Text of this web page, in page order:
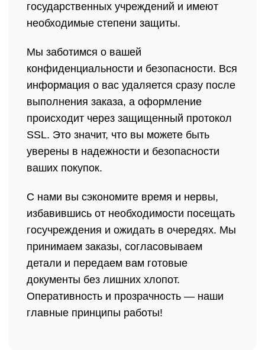
государственных учреждений и имеют
необходимые степени защиты.
Мы заботимся о вашей
конфиденциальности и безопасности. Вся
информация о вас удаляется сразу после
выполнения заказа, а оформление
происходит через защищенный протокол
SSL. Это значит, что вы можете быть
уверены в надежности и безопасности
ваших покупок.
С нами вы сэкономите время и нервы,
избавившись от необходимости посещать
госучреждения и ожидать в очередях. Мы
принимаем заказы, согласовываем
детали и передаем вам готовые
документы без лишних хлопот.
Оперативность и прозрачность — наши
главные принципы работы!